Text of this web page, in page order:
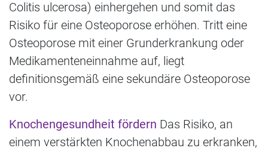
Colitis ulcerosa) einhergehen und somit das
Risiko für eine Osteoporose erhöhen. Tritt eine
Osteoporose mit einer Grunderkrankung oder
Medikamenteneinnahme auf, liegt
definitionsgemäß eine sekundäre Osteoporose
vor.
Knochengesundheit fördern Das Risiko, an
einem verstärkten Knochenabbau zu erkranken,